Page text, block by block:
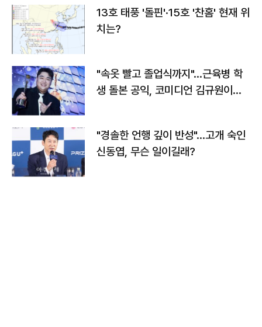
13호 태풍 '돌핀'·15호 '찬홈' 현재 위
치는?
"속옷 빨고 졸업식까지"…근육병 학
생 돌본 공익, 코미디언 김규원이었
"경솔한 언행 깊이 반성"…고개 숙인
신동엽, 무슨 일이길래?